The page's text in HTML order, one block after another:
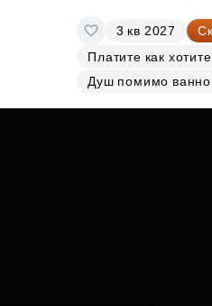
3 кв 2027
Платите как хотите
Душ помимо